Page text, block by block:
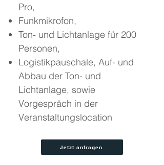
Pro,
Funkmikrofon,
Ton- und Lichtanlage für 200
Personen,
Logistikpauschale, Auf- und
Abbau der Ton- und
Lichtanlage, sowie
Vorgespräch in der
Veranstaltungslocation
Jetzt anfragen